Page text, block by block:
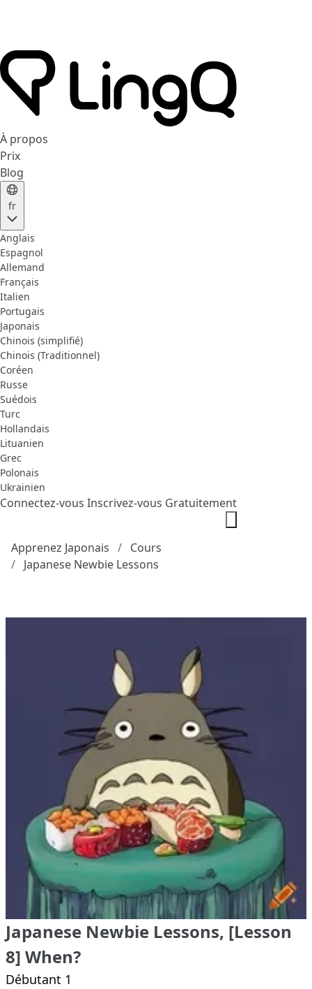
À propos
Prix
Blog
fr
Anglais
Espagnol
Allemand
Français
Italien
Portugais
Japonais
Chinois (simplifié)
Chinois (Traditionnel)
Coréen
Russe
Suédois
Turc
Hollandais
Lituanien
Grec
Polonais
Ukrainien
Connectez-vous Inscrivez-vous Gratuitement
Apprenez Japonais
Cours
Japanese Newbie Lessons
Japanese Newbie Lessons, [Lesson
8] When?
Débutant 1